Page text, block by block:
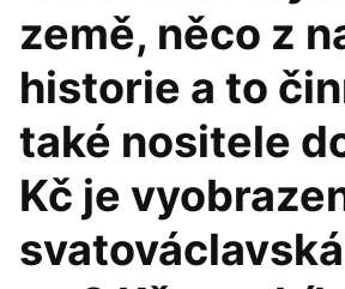
země, něco z
historie a to
také nositele
Kč je